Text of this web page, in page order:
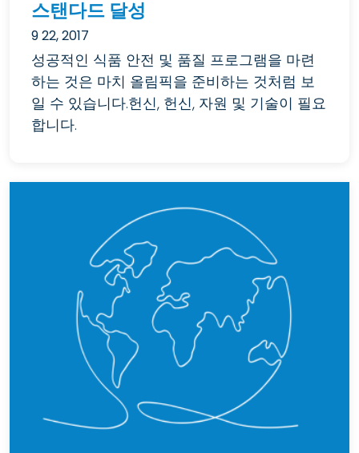
스탠다드 달성
9 22, 2017
성공적인 식품 안전 및 품질 프로그램을 마련
하는 것은 마치 올림픽을 준비하는 것처럼 보
일 수 있습니다.헌신, 헌신, 자원 및 기술이 필요
합니다.